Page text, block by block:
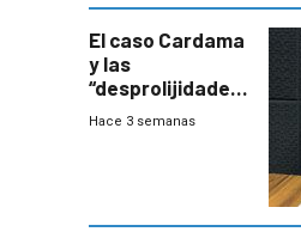
innovadora
El caso Cardama
y las
“desprolijidades”
que la
Hace 3 semanas